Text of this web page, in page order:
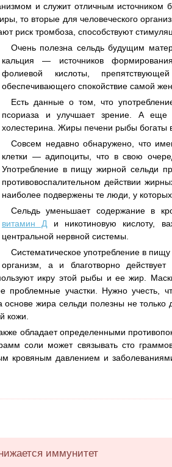
и служит отличным
то вторые для человеческого
риск тромбоза, способствуют
Очень полезна сельдь будущим
кальция — источников
фолиевой кислоты,
обеспечивающего спокойствие самой
Есть данные о том, что
псориаза и улучшает зрение. А
холестерина. Жиры печени рыбы богаты
Совсем недавно обнаружено, что
клетки — адипоциты, что в свою
Употребление в пищу жирной сельди
противовоспалительном действии
наиболее подвержены те люди, у которых
Сельдь уменьшает содержание в
витамин Д и никотиновую кислоту,
центральной нервной системы.
Систематическое употребление в
организм, а и благотворно
икру этой рыбы и ее жир.
участки. Нужно учесть,
основе жира сельди полезны не
кожи.
обладает определенными
соли может связывать сто
кровяным давлением и
иммунитет